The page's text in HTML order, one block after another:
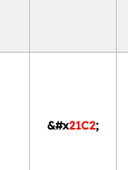
&#x21C2;